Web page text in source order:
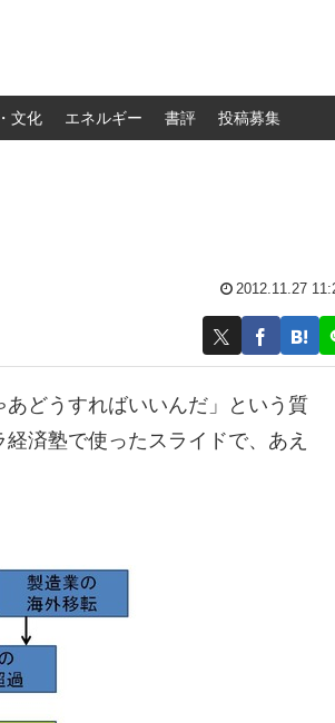
文化 エネルギー 書評 投稿募集
2012.11.27
あどうすればいいんだ」という質
済塾で使ったスライドで、あえ